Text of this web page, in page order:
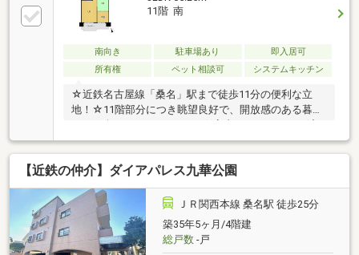
11階 南
南向き 駐車場あり
即入居可
所有権
ペット相談可 システムキッチン
☆近鉄名古屋線「桑名」駅まで徒歩11分の便利な立
地！☆11階部分につき眺望良好で、開放感のある暮ら
みのため、そのまま気持ちよくご入居いただけます！
☆マンション敷地内にはお子様が安心して遊べる公園
があり、子育て世帯にも嬉しい住環境です！☆スーパ
ーや病院も徒歩圏内に揃っており、日々の生活にも便
利な立地となっております。☆南面バルコニーのた
め、風通しがよく夏でも快適です！☆11階で周りが住
戸に囲まれているため、冬でも暖かいお部屋です！☆
周辺施設☆・アピタ桑名店：徒歩約5分（約350ｍ）・
【近鉄の仲介】ダイアパレス九華公園
ＪＲ関西本線 桑名駅 徒歩25分
築35年5ヶ月/4階建
総戸数-戸